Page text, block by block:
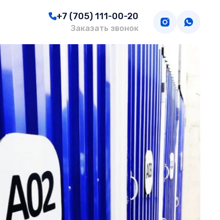
+7 (705) 111-00-20
Заказать звонок